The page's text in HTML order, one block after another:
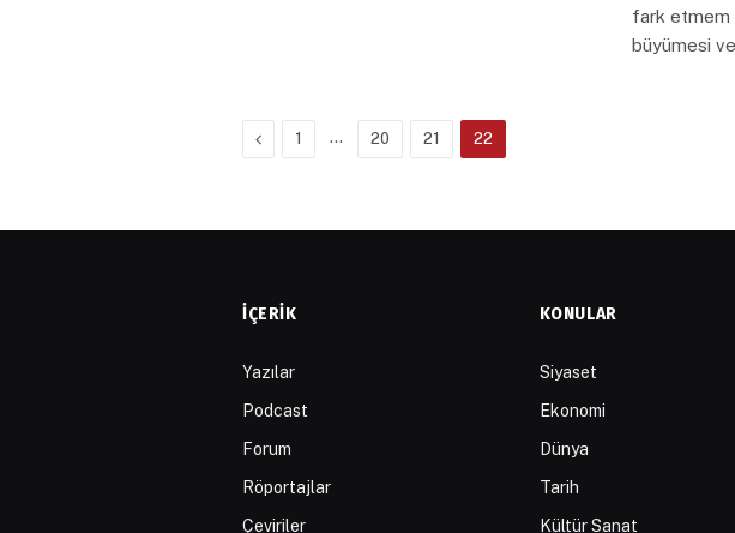
fark etmem
büyümesi
Previous
1 … 20 21 22
İÇERIK
Yazılar
Podcast
Forum
Röportajlar
Çeviriler
KONULAR
Siyaset
Ekonomi
Dünya
Tarih
Kültür Sanat